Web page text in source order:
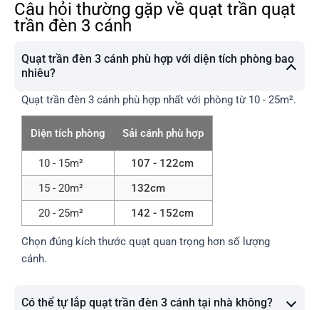
Câu hỏi thường gặp về quạt trần quạt
trần đèn 3 cánh
Quạt trần đèn 3 cánh phù hợp với diện tích phòng bao
nhiêu?
Quạt trần đèn 3 cánh phù hợp nhất với phòng từ 10 - 25m².
Diện tích phòng Sải cánh phù hợp
10 - 15m²
107 - 122cm
15 - 20m²
132cm
20 - 25m²
142 - 152cm
Chọn đúng kích thước quạt quan trọng hơn số lượng
cánh.
Có thể tự lắp quạt trần đèn 3 cánh tại nhà không?